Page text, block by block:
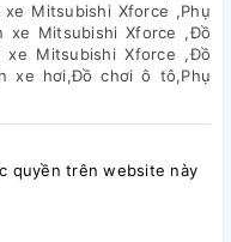
Mitsubishi Xforce ,Phụ
xe Mitsubishi Xforce ,Đồ
Mitsubishi Xforce ,Đồ
xe hơi,Đồ chơi ô tô,Phụ
quyền trên website này